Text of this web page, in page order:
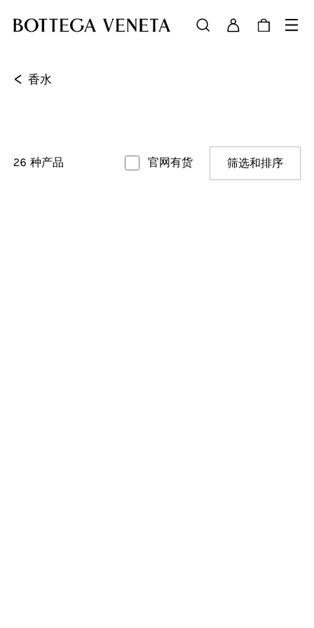
< 香水
26 种产品 官网有货 筛选和排序